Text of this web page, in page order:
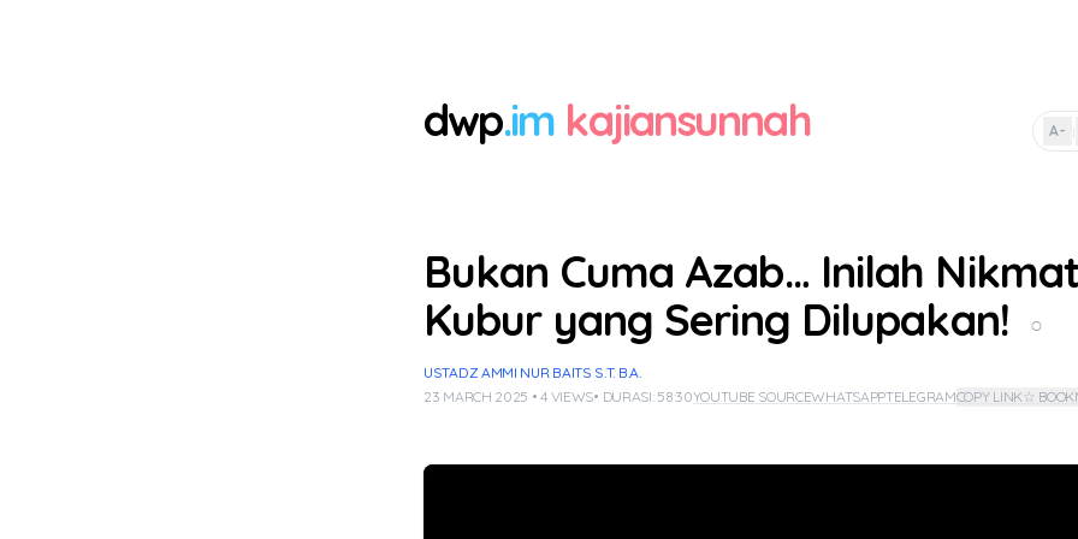
dwp.im kajiansunnah A- |
Bukan Cuma Azab… Inilah Nikmat
Kubur yang Sering Dilupakan!
○
USTADZ AMMI NUR BAITS S.T. B.A.
23 MARCH 2025 • 4 VIEWS• DURASI: 58:30YOUTUBE SOURCEWHATSAPPTELEGRAMCOPY LINK☆